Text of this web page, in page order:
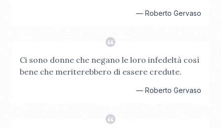
— Roberto Gervaso
Ci sono donne che negano le loro infedeltà così
bene che meriterebbero di essere credute.
— Roberto Gervaso